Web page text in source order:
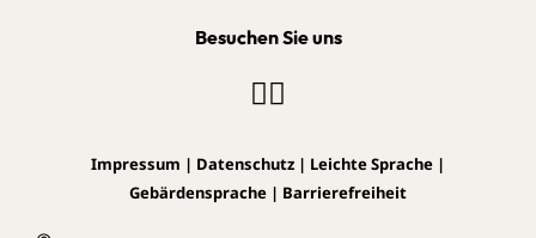
Besuchen Sie uns
Impressum | Datenschutz | Leichte Sprache |
Gebärdensprache | Barrierefreiheit